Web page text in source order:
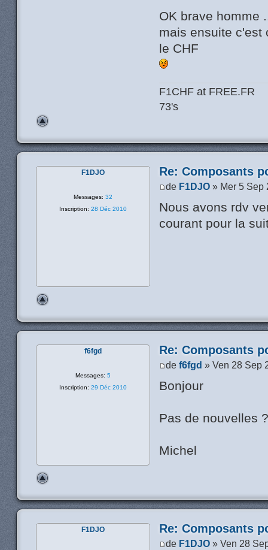
OK brave homme
mais ensuite c'est
le CHF
F1CHF at FREE.FR
73's
Re: Composants
de F1DJO » Mer 5 Sep
Nous avons rdv
courant pour la
F1DJO
Messages: 32
Inscription: 28 Déc 2010
Re: Composants
def6fgd » Ven 28 Sep
Bonjour
Pas de nouvelles
Michel
f6fgd
Messages: 5
Inscription: 29 Déc 2010
Re: Composants
de F1DJO » Ven 28
F1DJO